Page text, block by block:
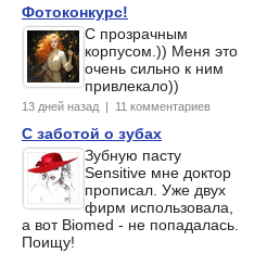
Фотоконкурс!
С прозрачным
корпусом.)) Меня это
очень сильно к ним
привлекало))
13 дней назад | 11 комментариев
С заботой о зубах
Зубную пасту
Sensitive мне доктор
прописал. Уже двух
фирм использовала,
а вот Biomed - не попадалась.
Поищу!